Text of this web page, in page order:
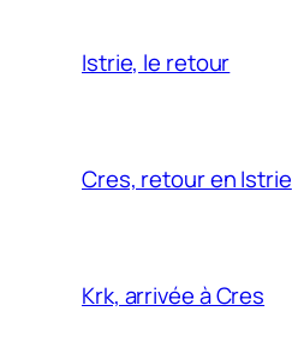
Istrie, le retour
Cres, retour en Istrie
Krk, arrivée à Cres